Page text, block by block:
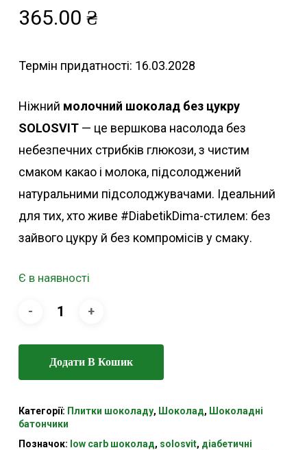
365.00 ₴
Термін придатності: 16.03.2028
Ніжний молочний шоколад без цукру
SOLOSVIT— це вершкова насолода без
небезпечних стрибків глюкози, з чистим
смаком какао і молока, підсолоджений
натуральними підсолоджувачами. Ідеальний
для тих, хто живе #DiabetikDima-стилем: без
зайвого цукру й без компромісів у смаку.
Є в наявності
Додати В Кошик
Категорії: Плитки шоколаду, Шоколад, Шоколадні
батончики
Позначок: low carb шоколад, solosvit, діабетичні